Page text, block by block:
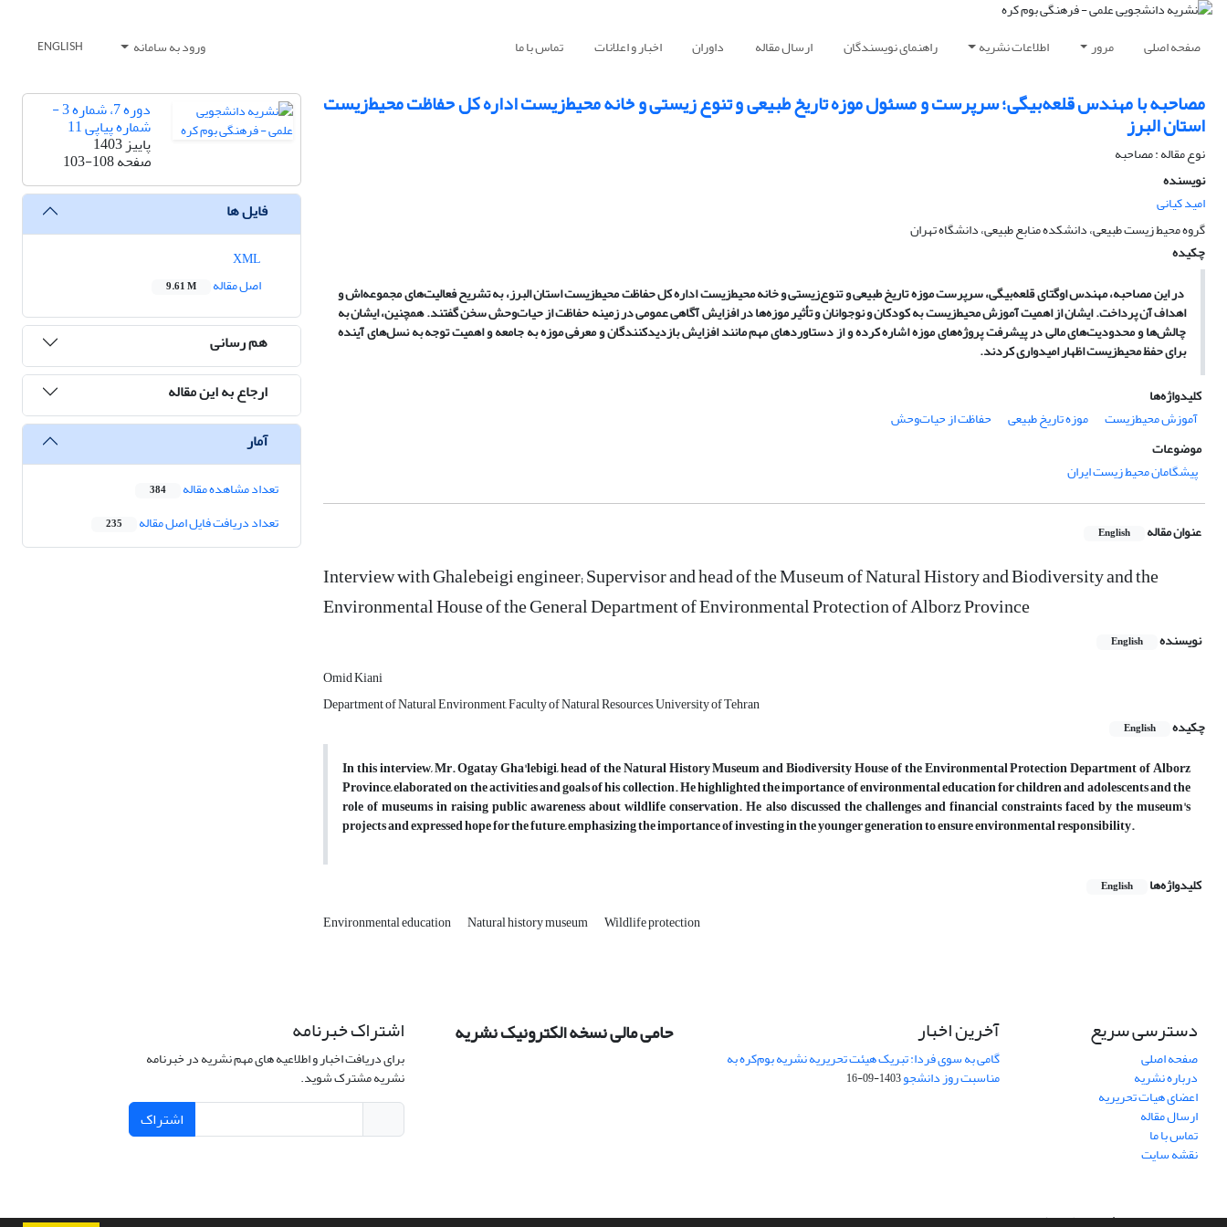
صفحه اصلی مرور اطلاعات نشریه راهنمای نویسندگان ارسال مقاله داوران اخبار و اعلانات تماس با ما ورود به سامانه ENGLISH
مصاحبه با مهندس قلعه‌بیگی؛ سرپرست و مسئول موزه تاریخ طبیعی و تنوع زیستی و خانه محیط‌زیست اداره کل حفاظت محیط‌زیست
استان البرز
نوع مقاله : مصاحبه
نویسنده
امید کیانی
گروه محیط زیست طبیعی، دانشکده منابع طبیعی، دانشگاه تهران
چکیده
در این مصاحبه، مهندس اوگتای قلعه‌بیگی، سرپرست موزه تاریخ طبیعی و تنوع‌زیستی و خانه محیط‌زیست اداره کل حفاظت محیط‌زیست استان البرز، به تشریح فعالیت‌های مجموعه‌اش و
اهداف آن پرداخت. ایشان از اهمیت آموزش محیط‌زیست به کودکان و نوجوانان و تأثیر موزه‌ها در افزایش آگاهی عمومی در زمینه حفاظت از حیات‌وحش سخن گفتند. همچنین، ایشان به
چالش‌ها و محدودیت‌های مالی در پیشرفت پروژه‌های موزه اشاره کرده و از دستاوردهای مهم مانند افزایش بازدیدکنندگان و معرفی موزه به جامعه و اهمیت توجه به نسل‌های آینده
برای حفظ محیط‌زیست اظهار امیدواری کردند.
کلیدواژه‌ها
آموزش محیط‌زیست
موزه تاریخ طبیعی
حفاظت از حیات‌وحش
موضوعات
پیشگامان محیط زیست ایران
عنوان مقاله English
Interview with Ghalebeigi engineer; Supervisor and head of the Museum of Natural History and Biodiversity and the
Environmental House of the General Department of Environmental Protection of Alborz Province
نویسنده English
Omid Kiani
Department of Natural Environment, Faculty of Natural Resources, University of Tehran
چکیده
English
In this interview, Mr. Ogatay Gha'lebigi, head of the Natural History Museum and Biodiversity House of the Environmental Protection Department of Alborz
Province, elaborated on the activities and goals of his collection. He highlighted the importance of environmental education for children and adolescents and the
role of museums in raising public awareness about wildlife conservation. He also discussed the challenges and financial constraints faced by the museum's
projects and expressed hope for the future, emphasizing the importance of investing in the younger generation to ensure environmental responsibility.
کلیدواژه‌ها English
Environmental education Natural history museum Wildlife protection
دوره 7، شماره 3 -
شماره پیاپی 11
پاییز 1403
صفحه103-108
فایل ها
اصل مقاله
9.61 M
هم رسانی
ارجاع به این مقاله
آمار
تعداد مشاهده مقاله 384
تعداد دریافت فایل اصل مقاله 235
دسترسی سریع
صفحه اصلی
درباره نشریه
اعضای هیات تحریریه
ارسال مقاله
تماس با ما
نقشه سایت
آخرین اخبار
گامی به سوی فردا: تبریک هیئت تحریریه نشریه بوم‌کره به
مناسبت روز دانشجو1403-09-16
حامی مالی نسخه الکترونیک نشریه اشتراک خبرنامه
برای دریافت اخبار و اطلاعیه های مهم نشریه در خبرنامه
نشریه مشترک شوید.
اشتراک
سامانه مدیریت نشریات علمی.طراحی و پیاده سازی ازسیناوب